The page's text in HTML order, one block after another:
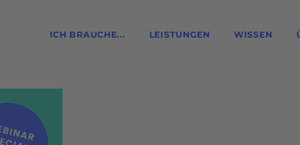
ICH BRAUCHE... LEISTUNGEN WISSEN